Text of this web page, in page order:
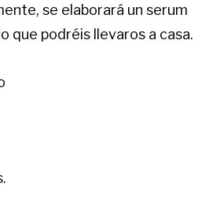
se elaborará un serum
que podréis llevaros a casa.